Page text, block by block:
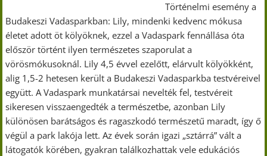
Történelmi esemény a
Budakeszi Vadasparkban: Lily, mindenki kedvenc mókusa
életet adott öt kölyöknek, ezzel a Vadaspark fennállása óta
először történt ilyen természetes szaporulat a
vörösmókusoknál. Lily 4,5 évvel ezelőtt, elárvult kölyökként,
alig 1,5-2 hetesen került a Budakeszi Vadasparkba testvéreivel
együtt. A Vadaspark munkatársai nevelték fel, testvéreit
sikeresen visszaengedték a természetbe, azonban Lily
különösen barátságos és ragaszkodó természetű maradt, így ő
végül a park lakója lett. Az évek során igazi „sztárrá” vált a
látogatók körében, gyakran találkozhattak vele edukációs